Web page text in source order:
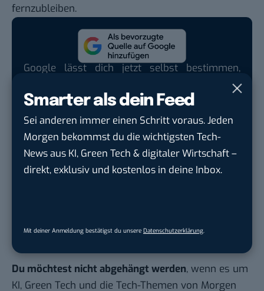
Smarter als dein Feed
Sei anderen immer einen Schritt voraus. Jeden
Morgen bekommst du die wichtigsten Tech-
News aus KI, Green Tech & digitaler Wirtschaft –
direkt, exklusiv und kostenlos in deine Inbox.
Mit deiner Anmeldung bestätigst du unsere Datenschutzerklärung.
fernzubleiben.
Google lässt dich jetzt selbst bestimmen,
welche Quellen du in der Suche häufiger
siehst. Mit zwei schnellen Klicks kannst du
BASIC thinking kostenlos als bevorzugte
Quelle hinzufügen und damit unabhängigen
Tech-Journalismus unterstützen. Vielen Dank!
Hier basicthinking.de hinzufügen
Verfügung haben? Sagt es mir!
Du möchtest nicht abgehängt werden, wenn es um
KI, Green Tech und die Tech-Themen von Morgen